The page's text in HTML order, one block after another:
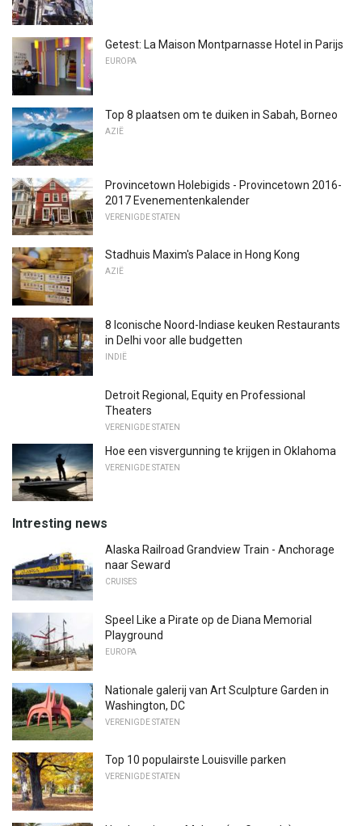
Getest: La Maison Montparnasse Hotel in Parijs
EUROPA
Top 8 plaatsen om te duiken in Sabah, Borneo
AZIË
Provincetown Holebigids - Provincetown 2016-
2017 Evenementenkalender
VERENIGDE STATEN
Stadhuis Maxim's Palace in Hong Kong
AZIË
8 Iconische Noord-Indiase keuken Restaurants
in Delhi voor alle budgetten
INDIË
Detroit Regional, Equity en Professional
Theaters
VERENIGDE STATEN
Hoe een visvergunning te krijgen in Oklahoma
VERENIGDE STATEN
Intresting news
Alaska Railroad Grandview Train - Anchorage
naar Seward
CRUISES
Speel Like a Pirate op de Diana Memorial
Playground
EUROPA
Nationale galerij van Art Sculpture Garden in
Washington, DC
VERENIGDE STATEN
Top 10 populairste Louisville parken
VERENIGDE STATEN